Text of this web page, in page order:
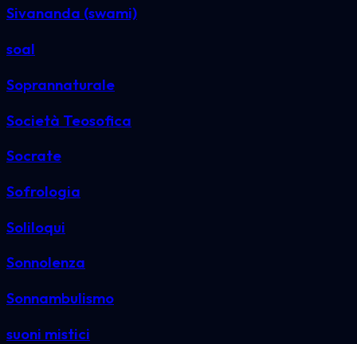
Sivananda (swami)
soal
Soprannaturale
Società Teosofica
Socrate
Sofrologia
Soliloqui
Sonnolenza
Sonnambulismo
suoni mistici